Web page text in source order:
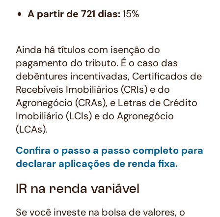
A partir de 721 dias:15%
Ainda há títulos com isenção do
pagamento do tributo. É o caso das
debêntures incentivadas, Certificados de
Recebíveis Imobiliários (CRIs) e do
Agronegócio (CRAs), e Letras de Crédito
Imobiliário (LCIs) e do Agronegócio
(LCAs).
Confira o passo a passo completo para
declarar aplicações de renda fixa.
IR na renda variável
Se você investe na bolsa de valores, o